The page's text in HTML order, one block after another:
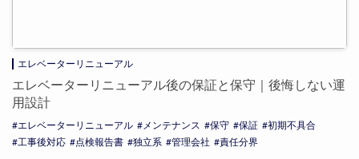
エレベーターリニューアル
エレベーターリニューアル後の保証と保守｜後悔しない運
用設計
エレベーターリニューアル メンテナンス 保守 保証
初期不具合
工事後対応
点検報告書 独立系 管理会社 責任分界